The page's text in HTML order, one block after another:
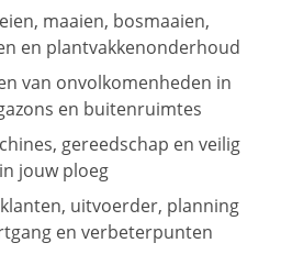
maaien, bosmaaien,
en plantvakkenonderhoud
van onvolkomenheden in
en buitenruimtes
gereedschap en veilig
jouw ploeg
uitvoerder, planning
en verbeterpunten